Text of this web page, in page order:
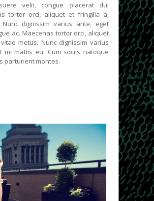
velit, congue placerat dui
tortor orci, aliquet et fringilla a,
dignissim varius ante, eget
ac. Maecenas tortor orci, aliquet
metus. Nunc dignissim varius
mi mattis eu. Cum sociis natoque
parturient montes.